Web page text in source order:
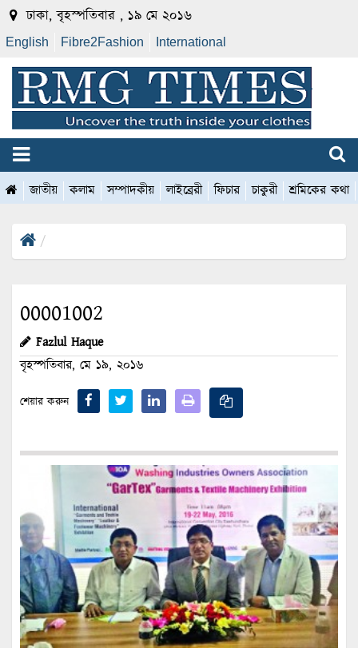
ঢাকা, বৃহস্পতিবার , ১৯ মে ২০১৬
English Fibre2Fashion International
জাতীয় কলাম সম্পাদকীয় লাইব্রেরী ফিচার চাকুরী শ্রমিকের কথা
00001002
Fazlul Haque
বৃহস্পতিবার, মে ১৯, ২০১৬
শেয়ার করুন